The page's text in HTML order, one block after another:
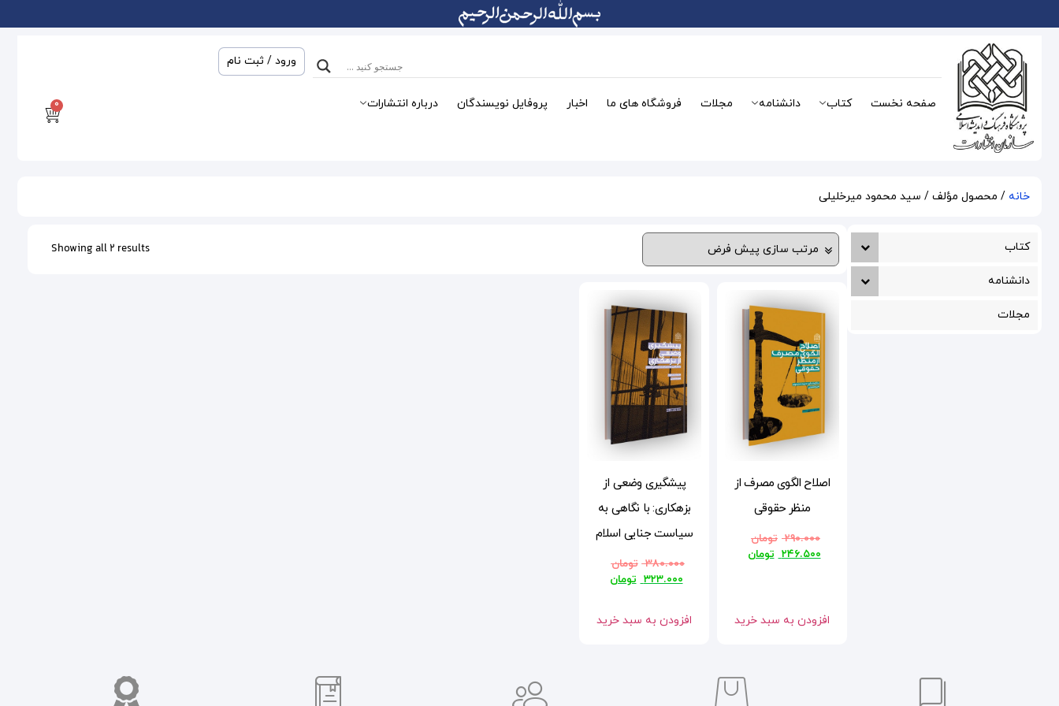
ورود / ثبت نام
صفحه نخست کتاب دانشنامه مجلات فروشگاه های ما اخبار پروفایل نویسندگان درباره انتشارات 0
خانه / محصول مؤلف / سید محمود میرخلیلی
کتاب
دانشنامه
مجلات
Showing all 2 results
اصلاح الگوی مصرف از
منظر حقوقی
۲۹۰.۰۰۰ تومان
۲۴۶.۵۰۰ تومان
افزودن به سبد خرید
پیشگیری وضعی از
بزهکاری: با نگاهی به
سیاست جنایی اسلام
۳۸۰.۰۰۰ تومان
۳۲۳.۰۰۰ تومان
افزودن به سبد خرید